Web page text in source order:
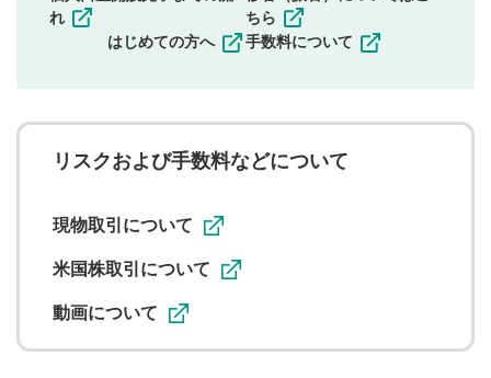
その他当社が不適切と判断した投稿
一度投稿した評価およびコメントの変更・削除はできま
ことを承諾したものとします。また、利用者は、コメント
に関する著作者人格権を行使しないことに同意します。利
用者が投稿したコメントは、当社サービスの広告・宣伝、
ることがあります。
れ
はじめての方へ
ちら
手数料について
リスクおよび手数料などについて
現物取引について
米国株取引について
動画について